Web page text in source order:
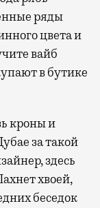
ряды
цвета и
вайб
в бутике
кроны и
за такой
здесь
хвоей,
беседок